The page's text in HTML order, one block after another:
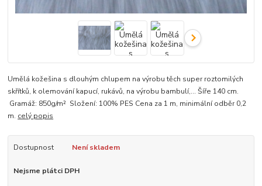
Umělá kožešina s dlouhým chlupem na výrobu těch super roztomilých
skřítků, k olemování kapucí, rukávů, na výrobu bambulí,... Šíře 140 cm.
Gramáž: 850g/m² Složení: 100% PES Cena za 1 m, minimální odběr 0,2
m. celý popis
Dostupnost Není skladem
Nejsme plátci DPH